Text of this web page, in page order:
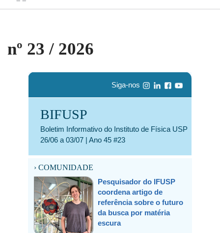
nº 23 / 2026
Siga-nos
BIFUSP
Boletim Informativo do Instituto de Física USP
26/06 a 03/07 | Ano 45 #23
› COMUNIDADE
Pesquisador do IFUSP
coordena artigo de
referência sobre o futuro
da busca por matéria
escura